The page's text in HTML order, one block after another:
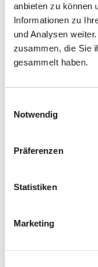
anbieten zu können
Informationen zu
und Analysen
zusammen, die Sie
gesammelt haben.
Notwendig
Präferenzen
Statistiken
Marketing
0Produkte
0
0
Bremsen